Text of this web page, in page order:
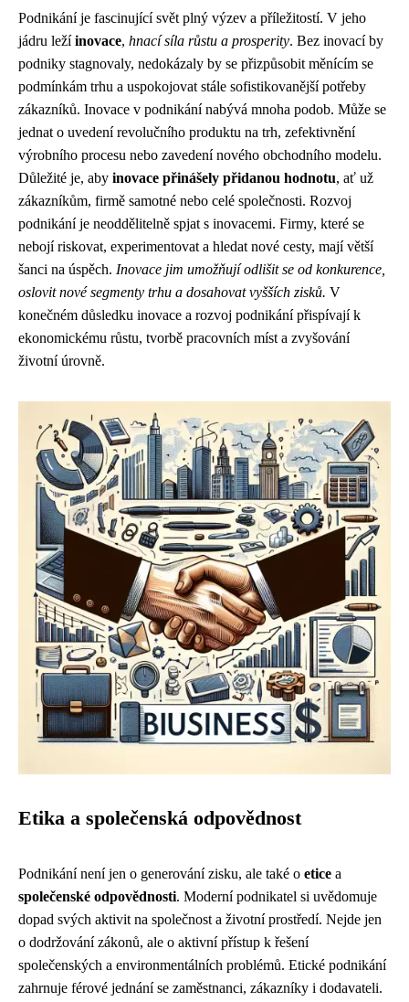
Podnikání je fascinující svět plný výzev a příležitostí. V jeho
jádru ležíinovace, hnací síla růstu a prosperity. Bez inovací by
podniky stagnovaly, nedokázaly by se přizpůsobit měnícím se
podmínkám trhu a uspokojovat stále sofistikovanější potřeby
zákazníků. Inovace v podnikání nabývá mnoha podob. Může se
jednat o uvedení revolučního produktu na trh, zefektivnění
výrobního procesu nebo zavedení nového obchodního modelu.
Důležité je, aby inovace přinášely přidanou hodnotu, ať už
zákazníkům, firmě samotné nebo celé společnosti. Rozvoj
podnikání je neoddělitelně spjat s inovacemi. Firmy, které se
nebojí riskovat, experimentovat a hledat nové cesty, mají větší
šanci na úspěch. Inovace jim umožňují odlišit se od konkurence,
oslovit nové segmenty trhu a dosahovat vyšších zisků. V
konečném důsledku inovace a rozvoj podnikání přispívají k
ekonomickému růstu, tvorbě pracovních míst a zvyšování
životní úrovně.
Etika a společenská odpovědnost
Podnikání není jen o generování zisku, ale také o etice a
společenské odpovědnosti. Moderní podnikatel si uvědomuje
dopad svých aktivit na společnost a životní prostředí. Nejde jen
o dodržování zákonů, ale o aktivní přístup k řešení
společenských a environmentálních problémů. Etické podnikání
zahrnuje férové jednání se zaměstnanci, zákazníky i dodavateli.